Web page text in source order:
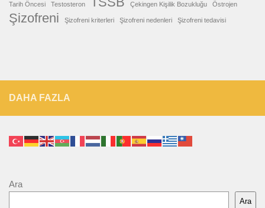
Tarih Öncesi Testosteron Çekingen Kişilik Bozukluğu Östrojen
Şizofreni Şizofreni kriterleri Şizofreni nedenleri Şizofreni tedavisi
DAHA FAZLA
Ara
Ara